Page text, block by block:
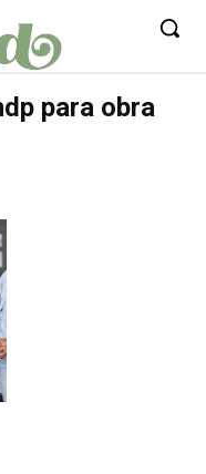
para obra